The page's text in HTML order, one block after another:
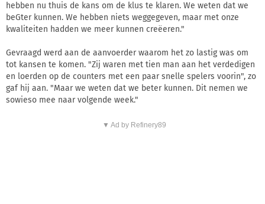
hebben nu thuis de kans om de klus te klaren. We weten dat we
beGter kunnen. We hebben niets weggegeven, maar met onze
kwaliteiten hadden we meer kunnen creëeren."
Gevraagd werd aan de aanvoerder waarom het zo lastig was om
tot kansen te komen. "Zij waren met tien man aan het verdedigen
en loerden op de counters met een paar snelle spelers voorin", zo
gaf hij aan. "Maar we weten dat we beter kunnen. Dit nemen we
sowieso mee naar volgende week."
▼ Ad by Refinery89